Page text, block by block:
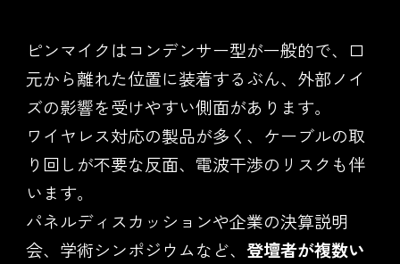
ピンマイクはコンデンサー型が一般的で、口
元から離れた位置に装着するぶん、外部ノイ
ズの影響を受けやすい側面があります。
ワイヤレス対応の製品が多く、ケーブルの取
り回しが不要な反面、電波干渉のリスクも伴
います。
パネルディスカッションや企業の決算説明
会、学術シンポジウムなど、 登壇者が複数い